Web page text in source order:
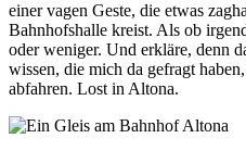
einer vagen Geste, die etwas
Bahnhofshalle kreist. Als ob
oder weniger. Und erkläre, denn
wissen, die mich da gefragt
abfahren. Lost in Altona.